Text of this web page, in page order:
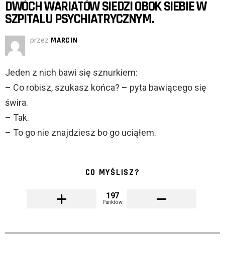
DWÓCH WARIATÓW SIEDZI OBOK SIEBIE W
SZPITALU PSYCHIATRYCZNYM.
przez MARCIN
Jeden z nich bawi się sznurkiem:
– Co robisz, szukasz końca? – pyta bawiącego się
świra.
– Tak.
– To go nie znajdziesz bo go uciąłem.
CO MYŚLISZ?
197
Punktów